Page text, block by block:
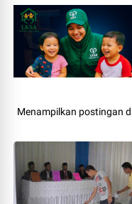
Menampilkan postingan